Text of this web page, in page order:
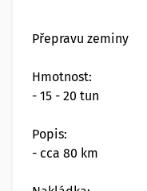
Přepravu zeminy
Hmotnost:
- 15 - 20 tun
Popis:
- cca 80 km